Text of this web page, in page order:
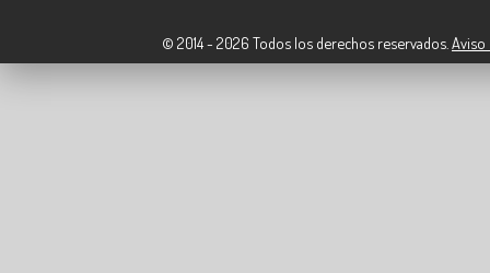
© 2014 - 2026 Todos los derechos reservados. Aviso